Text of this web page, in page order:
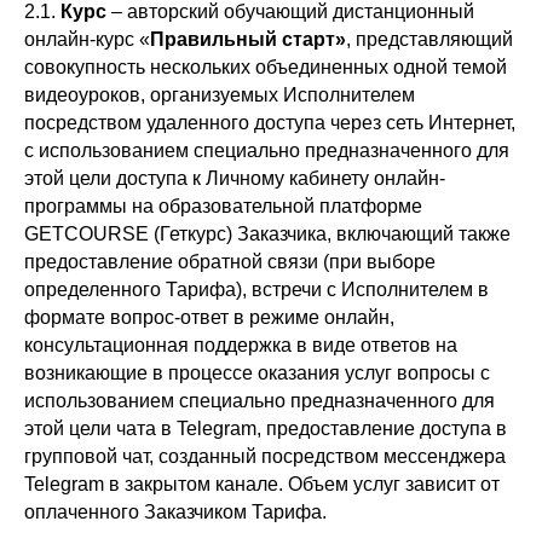
2.1. Курс – авторский обучающий дистанционный
онлайн-курс «Правильный старт», представляющий
совокупность нескольких объединенных одной темой
видеоуроков, организуемых Исполнителем
посредством удаленного доступа через сеть Интернет,
с использованием специально предназначенного для
этой цели доступа к Личному кабинету онлайн-
программы на образовательной платформе
GETCOURSE (Геткурс) Заказчика, включающий также
предоставление обратной связи (при выборе
определенного Тарифа), встречи с Исполнителем в
формате вопрос-ответ в режиме онлайн,
консультационная поддержка в виде ответов на
возникающие в процессе оказания услуг вопросы с
использованием специально предназначенного для
этой цели чата в Telegram, предоставление доступа в
групповой чат, созданный посредством мессенджера
Telegram в закрытом канале. Объем услуг зависит от
оплаченного Заказчиком Тарифа.